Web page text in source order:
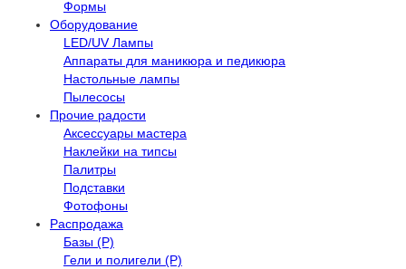
Формы
Оборудование
LED/UV Лампы
Аппараты для маникюра и педикюра
Настольные лампы
Пылесосы
Прочие радости
Аксессуары мастера
Наклейки на типсы
Палитры
Подставки
Фотофоны
Распродажа
Базы (Р)
Гели и полигели (Р)